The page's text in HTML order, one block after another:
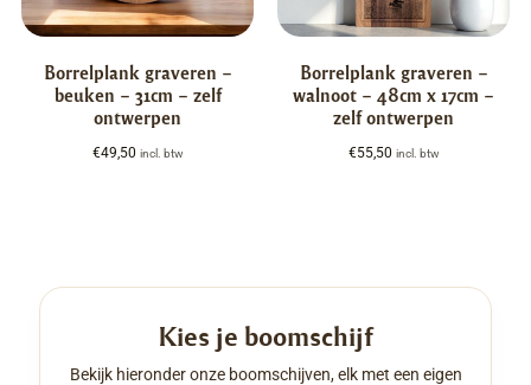
Borrelplank graveren –
beuken – 31cm – zelf
ontwerpen
€49,50 incl. btw
Borrelplank graveren –
walnoot – 48cm x 17cm –
zelf ontwerpen
€55,50 incl. btw
Kies je boomschijf
Bekijk hieronder onze boomschijven, elk met een eigen